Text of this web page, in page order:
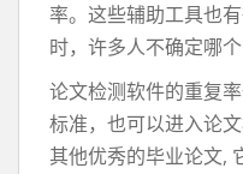
率。这些辅助工具也
时，许多人不确定哪个
论文检测软件的重复
标准，也可以进入论
其他优秀的毕业论文,